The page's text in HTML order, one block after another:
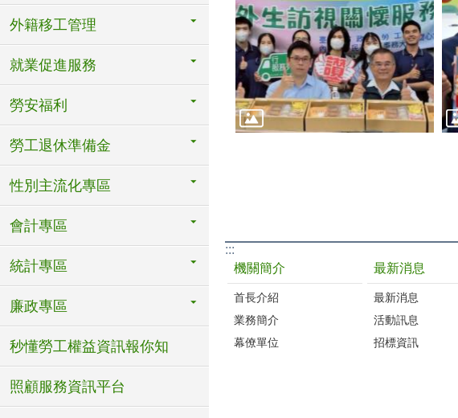
外籍移工管理
就業促進服務
勞安福利
勞工退休準備金
性別主流化專區
會計專區
統計專區
廉政專區
秒懂勞工權益資訊報你知
照顧服務資訊平台
:::
機關簡介
首長介紹
業務簡介
幕僚單位
最新消息
最新消息
活動訊息
招標資訊